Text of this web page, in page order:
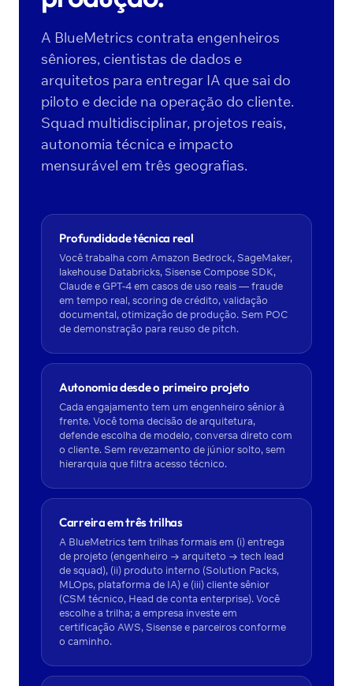
A BlueMetrics contrata engenheiros
sêniores, cientistas de dados e
arquitetos para entregar IA que sai do
piloto e decide na operação do cliente.
Squad multidisciplinar, projetos reais,
autonomia técnica e impacto
mensurável em três geografias.
Profundidade técnica real
Você trabalha com Amazon Bedrock, SageMaker,
lakehouse Databricks, Sisense Compose SDK,
Claude e GPT-4 em casos de uso reais — fraude
em tempo real, scoring de crédito, validação
documental, otimização de produção. Sem POC
de demonstração para reuso de pitch.
Autonomia desde o primeiro projeto
Cada engajamento tem um engenheiro sênior à
frente. Você toma decisão de arquitetura,
defende escolha de modelo, conversa direto com
o cliente. Sem revezamento de júnior solto, sem
hierarquia que filtra acesso técnico.
Carreira em três trilhas
A BlueMetrics tem trilhas formais em (i) entrega
de projeto (engenheiro → arquiteto → tech lead
de squad), (ii) produto interno (Solution Packs,
MLOps, plataforma de IA) e (iii) cliente sênior
(CSM técnico, Head de conta enterprise). Você
escolhe a trilha; a empresa investe em
certificação AWS, Sisense e parceiros conforme
o caminho.